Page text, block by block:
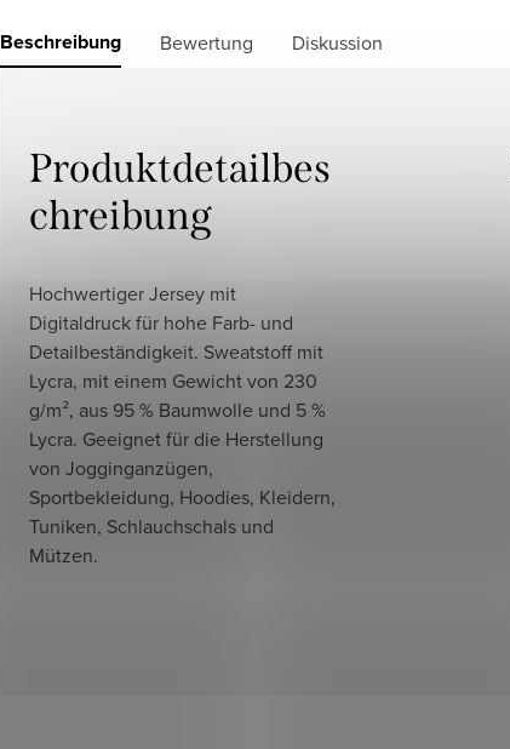
Beschreibung Bewertung Diskussion
Produktdetailbes
chreibung
Hochwertiger Jersey mit
Digitaldruck für hohe Farb- und
Detailbeständigkeit. Sweatstoff mit
Lycra, mit einem Gewicht von 230
g/m², aus 95 % Baumwolle und 5 %
Lycra. Geeignet für die Herstellung
von Jogginganzügen,
Sportbekleidung, Hoodies, Kleidern,
Tuniken, Schlauchschals und
Mützen.